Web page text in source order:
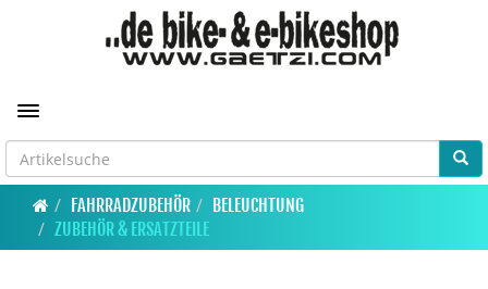
Toggle navigation
FAHRRADZUBEHÖR
BELEUCHTUNG
ZUBEHÖR & ERSATZTEILE